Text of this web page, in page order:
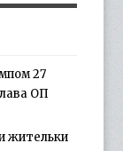
27
ОП
жительки